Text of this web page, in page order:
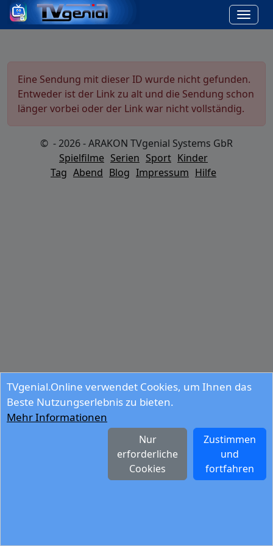
TVgenial.Online verwendet Cookies, um Ihnen das
Beste Nutzungserlebnis zu bieten.
Mehr Informationen
Zustimmen
und
fortfahren
Nur
erforderliche
Cookies
Eine Sendung mit dieser ID wurde nicht gefunden.
Entweder ist der Link zu alt und die Sendung schon
länger vorbei oder der Link war nicht vollständig.
© - 2026 - ARAKON TVgenial Systems GbR
Spielfilme Serien Sport Kinder
Tag Abend Blog Impressum Hilfe